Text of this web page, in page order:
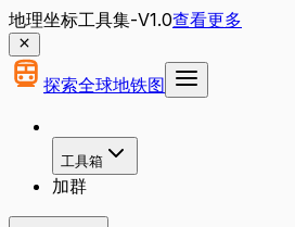
地理坐标工具集-V1.0查看更多
探索全球地铁图
工具箱
加群